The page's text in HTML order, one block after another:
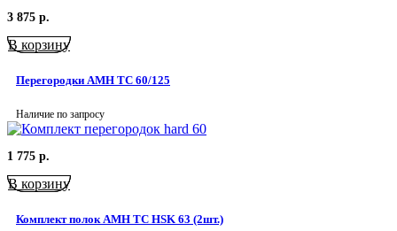
3 875 р.
В корзину
Перегородки AMH TC 60/125
Наличие по запросу
1 775 р.
В корзину
Комплект полок AMH TC HSK 63 (2шт.)